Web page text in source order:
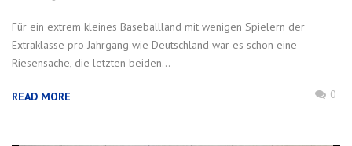
Für ein extrem kleines Baseballland mit wenigen Spielern der
Extraklasse pro Jahrgang wie Deutschland war es schon eine
Riesensache, die letzten beiden...
READ MORE 0